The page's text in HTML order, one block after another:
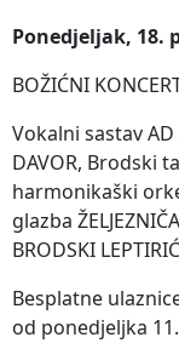
Ponedjeljak, 18.
BOŽIĆNI
Vokalni sastav
DAVOR, Brodski
harmonikaški
glazba
BRODSKI
Besplatne
od ponedjeljka